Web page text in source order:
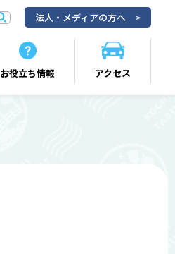
お役立ち情報 アクセス
法人・メディアの方へ